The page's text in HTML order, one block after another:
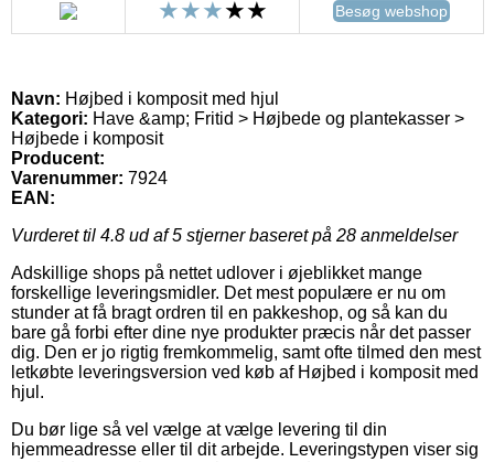
Besøg webshop
Navn: Højbed i komposit med hjul
Kategori: Have &amp; Fritid > Højbede og plantekasser >
Højbede i komposit
Producent:
Varenummer: 7924
EAN:
Vurderet til 4.8 ud af 5 stjerner baseret på 28 anmeldelser
Adskillige shops på nettet udlover i øjeblikket mange
forskellige leveringsmidler. Det mest populære er nu om
stunder at få bragt ordren til en pakkeshop, og så kan du
bare gå forbi efter dine nye produkter præcis når det passer
dig. Den er jo rigtig fremkommelig, samt ofte tilmed den mest
letkøbte leveringsversion ved køb af Højbed i komposit med
hjul.
Du bør lige så vel vælge at vælge levering til din
hjemmeadresse eller til dit arbejde. Leveringstypen viser sig